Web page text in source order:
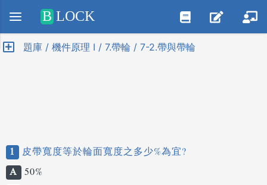
Positive SSL
B LOCK
題庫 / 機件原理 I / 7.帶輪 / 7-2.帶與帶輪
1 皮帶寬度等於輪面寬度之多少%為宜?
A 50%